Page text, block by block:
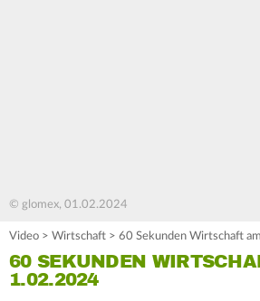
© glomex, 01.02.2024
Video > Wirtschaft > 60 Sekunden Wirtschaft
60 SEKUNDEN
1.02.2024